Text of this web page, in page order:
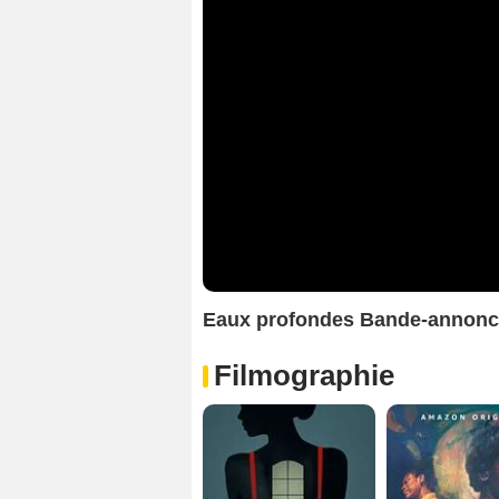
Eaux profondes Bande-
Filmographie